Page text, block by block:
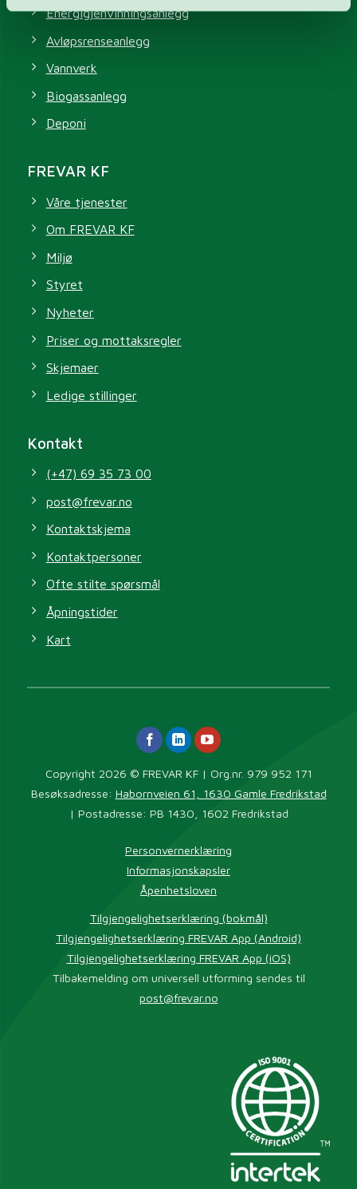
Energigjenvinningsanlegg
Avløpsrenseanlegg
Vannverk
Biogassanlegg
Deponi
FREVAR KF
Våre tjenester
Om FREVAR KF
Miljø
Styret
Nyheter
Priser og mottaksregler
Skjemaer
Ledige stillinger
Kontakt
(+47) 69 35 73 00
post@frevar.no
Kontaktskjema
Kontaktpersoner
Ofte stilte spørsmål
Åpningstider
Kart
Copyright 2026 © FREVAR KF | Org.nr. 979 952 171
Besøksadresse: Habornveien 61, 1630 Gamle Fredrikstad
| Postadresse: PB 1430, 1602 Fredrikstad
Personvernerklæring
Informasjonskapsler
Åpenhetsloven
Tilgjengelighetserklæring (bokmål)
Tilgjengelighetserklæring FREVAR App (Android)
Tilgjengelighetserklæring FREVAR App (iOS)
Tilbakemelding om universell utforming sendes til
post@frevar.no